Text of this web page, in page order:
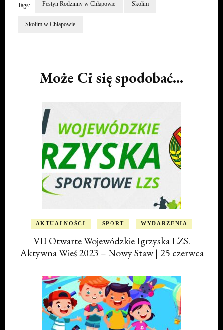
Tags: Festyn Rodzinny w Chłapowie Skolim
Skolim w Chłapowie
Może Ci się spodobać...
AKTUALNOŚCI SPORT WYDARZENIA
VII Otwarte Wojewódzkie Igrzyska LZS.
Aktywna Wieś 2023 – Nowy Staw | 25 czerwca